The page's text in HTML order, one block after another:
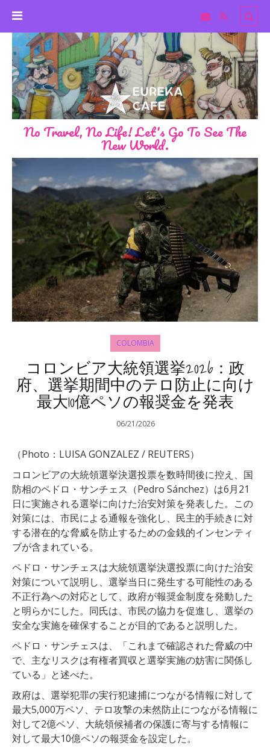
No Travel, No Life! Let's Go To See The
New World.
COLOMBIA
コロンビア大統領選挙2026：政
府、選挙期間中のテロ防止に向け
最大10億ペソの報奨金を発表
06/21/2026
（Photo：LUISA GONZALEZ / REUTERS）
コロンビアの大統領選挙決選投票を数時間後に控え、国
防相のペドロ・サンチェス（Pedro Sánchez）は6月21
日に実施される選挙に向けた治安対策を発表した。この
対策には、市民による通報を強化し、民主的手続きに対
する潜在的な脅威を防止するための金銭的インセンティ
ブが含まれている。
ペドロ・サンチェスは大統領選挙決選投票に向けた治安
対策について説明し、選挙当日に発生する可能性のある
不正行為への対応として、政府が報奨金制度を発動した
と明らかにした。同氏は、市民の協力を促進し、選挙の
安全な実施を確保することが目的であると説明した。
ペドロ・サンチェスは、「これまで確認された脅威の中
で、主なリスクは有権者買収と選挙実施の妨害に関係し
ている」と述べた。
政府は、選挙犯罪の実行犯逮捕につながる情報に対して
最大5,000万ペソ、テロ攻撃の未然防止につながる情報に
対して2億ペソ、大統領候補者の保護に寄与する情報に
対して最大10億ペソの報奨金を設定した。